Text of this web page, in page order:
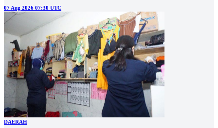
07 Aug 2026 07:30 UTC
DAERAH